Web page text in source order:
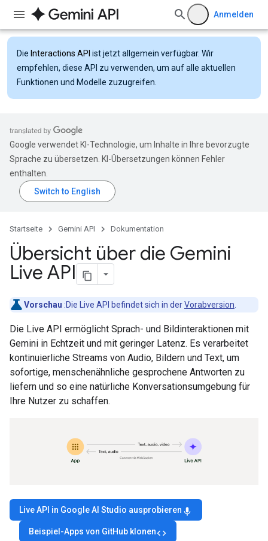
Anmelden
Die Interactions API ist jetzt allgemein verfügbar. Wir
empfehlen, diese API zu verwenden, um auf alle aktuellen
Funktionen und Modelle zuzugreifen.
Google verwendet KI-Technologie, um Inhalte in Ihre bevorzugte
Sprache zu übersetzen. KI-Übersetzungen können Fehler
enthalten.
Startseite Gemini API Dokumentation
Übersicht über die Gemini
Live API
Vorschau :Die Live API befindet sich in derVorabversion
Die Live API ermöglicht Sprach- und Bildinteraktionen mit
Gemini in Echtzeit und mit geringer Latenz. Es verarbeitet
kontinuierliche Streams von Audio, Bildern und Text, um
sofortige, menschenähnliche gesprochene Antworten zu
liefern und so eine natürliche Konversationsumgebung für
Ihre Nutzer zu schaffen.
Live API in Google AI Studio ausprobieren mic
Beispiel-Apps von GitHub klonencode